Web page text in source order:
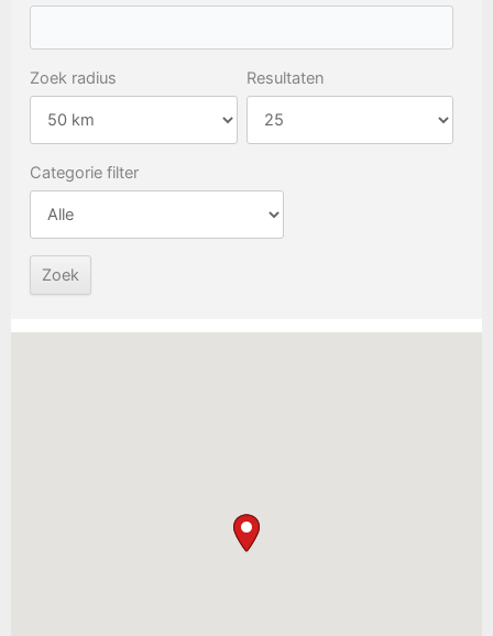
Zoek radius Resultaten
Categorie filter